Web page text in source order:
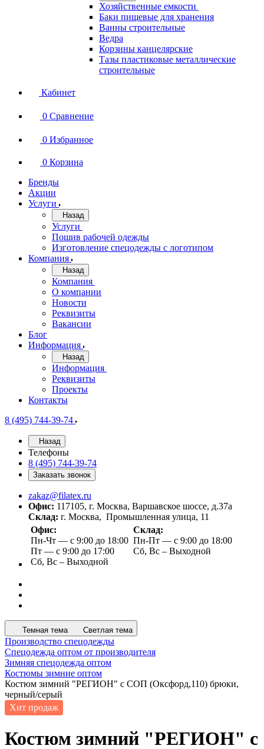
Хозяйственные емкости
Баки пищевые для хранения
Ванны строительные
Ведра
Корзины канцелярские
Тазы пластиковые металлические
строительные
Кабинет
0 Сравнение
0 Избранное
0 Корзина
Бренды
Акции
Услуги
Назад
Услуги
Пошив рабочей одежды
Изготовление спецодежды с логотипом
Компания
Назад
Компания
О компании
Новости
Реквизиты
Вакансии
Блог
Информация
Назад
Информация
Реквизиты
Проекты
Контакты
8 (495) 744-39-74
Назад
Телефоны
8 (495) 744-39-74
Заказать звонок
zakaz@filatex.ru
Офис: 117105, г. Москва, Варшавское шоссе, д.37а
Склад: г. Москва, Промышленная улица, 11
Офис:
Пн-Чт — с 9:00 до 18:00
Пт — с 9:00 до 17:00
Сб, Вс – Выходной
Склад:
Пн-Пт — с 9:00 до 18:00
Сб, Вс – Выходной
Темная тема Светлая тема
Производство спецодежды
Спецодежда оптом от производителя
Зимняя спецодежда оптом
Костюмы зимние оптом
Костюм зимний "РЕГИОН" с СОП (Оксфорд,110) брюки,
черный/серый
Хит продаж
Костюм зимний "РЕГИОН" с